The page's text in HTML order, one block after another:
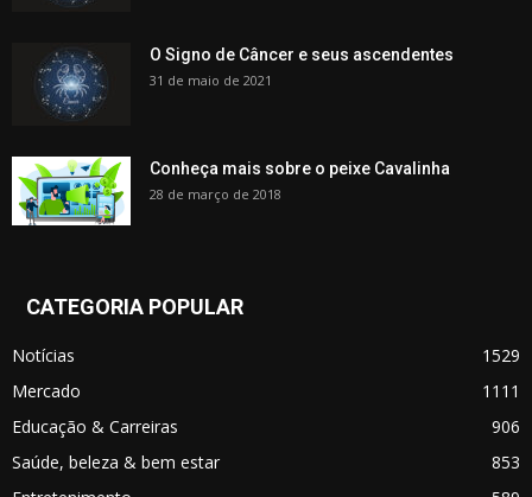
O Signo de Câncer e seus ascendentes
31 de maio de 2021
Conheça mais sobre o peixe Cavalinha
28 de março de 2018
CATEGORIA POPULAR
Notícias
1529
Mercado
1111
Educação & Carreiras
906
Saúde, beleza & bem estar
853